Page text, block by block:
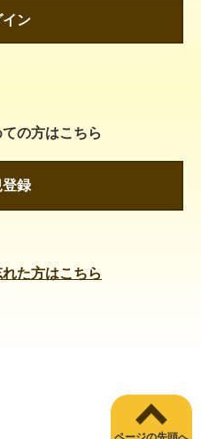
イン
の方はこちら
登録
た方はこちら